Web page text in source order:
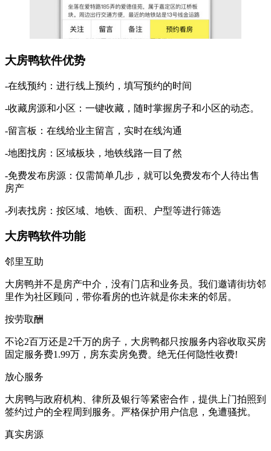
大房鸭软件优势
-在线预约：进行线上预约，填写预约的时间
-收藏房源和小区：一键收藏，随时掌握房子和小区的动态。
-留言板：在线给业主留言，实时在线沟通
-地图找房：区域板块，地铁线路一目了然
-免费发布房源：仅需简单几步，就可以免费发布个人待出售
房产
-列表找房：按区域、地铁、面积、户型等进行筛选
大房鸭软件功能
邻里互助
大房鸭并不是房产中介，没有门店和业务员。我们邀请街坊邻
里作为社区顾问，带你看房的也许就是你未来的邻居。
按劳取酬
不论2百万还是2千万的房子，大房鸭都只按服务内容收取买房
固定服务费1.99万，房东卖房免费。绝无任何隐性收费!
放心服务
大房鸭与政府机构、律所及银行等紧密合作，提供上门拍照到
签约过户的全程周到服务。严格保护用户信息，免遭骚扰。
真实房源